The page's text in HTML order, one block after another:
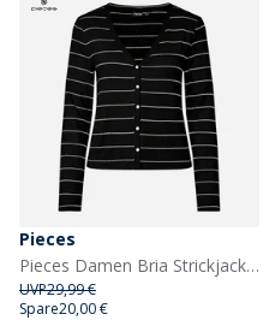
Pieces
Pieces Damen Bria Strickjacke Schwarz
UVP29,99 €
Spare20,00 €